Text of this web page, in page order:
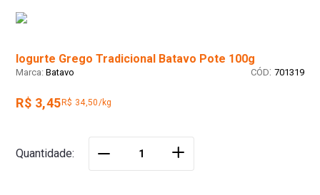
Iogurte Grego Tradicional Batavo Pote 100g
Batavo : 701319
R$ 3,45 R$ 34,50/kg
Quantidade ＋